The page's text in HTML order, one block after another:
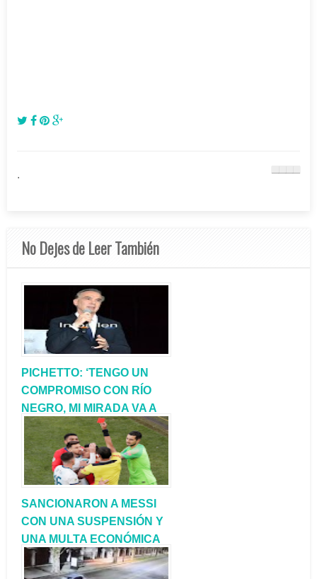
.
No Dejes de Leer También
PICHETTO: ‘TENGO UN
COMPROMISO CON RÍO
NEGRO, MI MIRADA VA A
SER SIEMPRE MI
PROVINCIA’
SANCIONARON A MESSI
CON UNA SUSPENSIÓN Y
UNA MULTA ECONÓMICA